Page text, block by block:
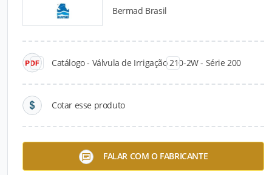
Bermad Brasil
Catálogo - Válvula de Irrigação 210-2W - Série 200
Cotar esse produto
FALAR COM O FABRICANTE
Catálogos para Download
Válvula de Irrigação 420 -
XZ - Série 400